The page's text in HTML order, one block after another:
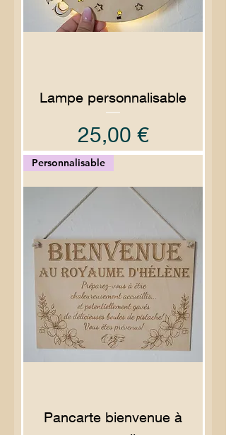
Lampe personnalisable
Prix
25,00 €
Personnalisable
Pancarte bienvenue à